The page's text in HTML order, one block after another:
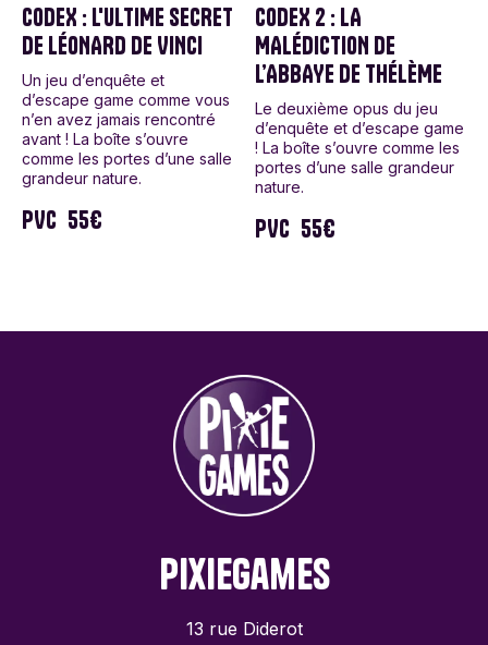
CODEX : L'ULTIME SECRET
DE LÉONARD DE VINCI
Un jeu d’enquête et
d’escape game comme vous
n’en avez jamais rencontré
avant ! La boîte s’ouvre
comme les portes d’une salle
grandeur nature.
PVC 55€
CODEX 2 : LA
MALÉDICTION DE
L’ABBAYE DE THÉLÈME
Le deuxième opus du jeu
d’enquête et d’escape game
! La boîte s’ouvre comme les
portes d’une salle grandeur
nature.
PVC 55€
PixieGames
13 rue Diderot